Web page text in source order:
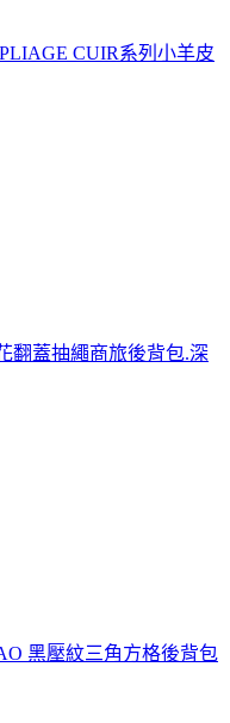
CUIR系列小羊皮
翻蓋抽繩商旅後背包.深
黑壓紋三角方格後背包